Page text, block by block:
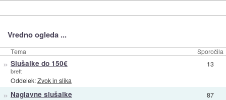
Vredno ogleda ...
Tema Sporočila
» Slušalke do 150€
brett
Oddelek:Zvok in slika
13
» Naglavne slušalke 87